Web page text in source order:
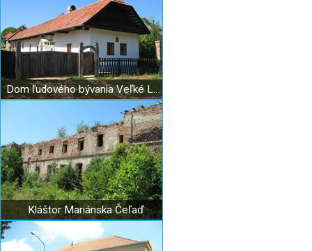
Dom ľudového bývania Veľké Lovce
Kláštor Mariánska Čeľaď